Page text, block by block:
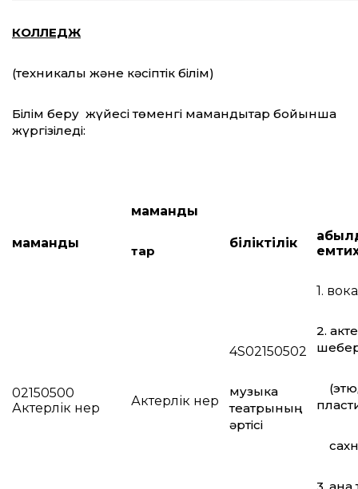
КОЛЛЕДЖ
(техникалық және кәсіптік білім)
Білім беру жүйесі төменгі мамандықтар бойынша
жүргізіледі:
мамандық
мамандық
тар
біліктілік
02150500
Актерлік өнер
Актерлік өнер
4S02150502
музыка
театрының
әртісі
1.
2.